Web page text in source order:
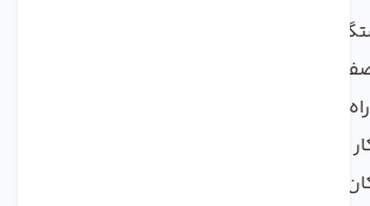
آب اسمارت 100 گالن
100 گالن از
حل ایده آل برای بهبود کیفیت آب در
شماست. این پمپ با طراحی خاص و
تصفیه آب را به منظوری سالم‌تر و